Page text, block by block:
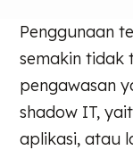
Penggunaan
semakin tidak
pengawasan
shadow IT,
aplikasi, atau